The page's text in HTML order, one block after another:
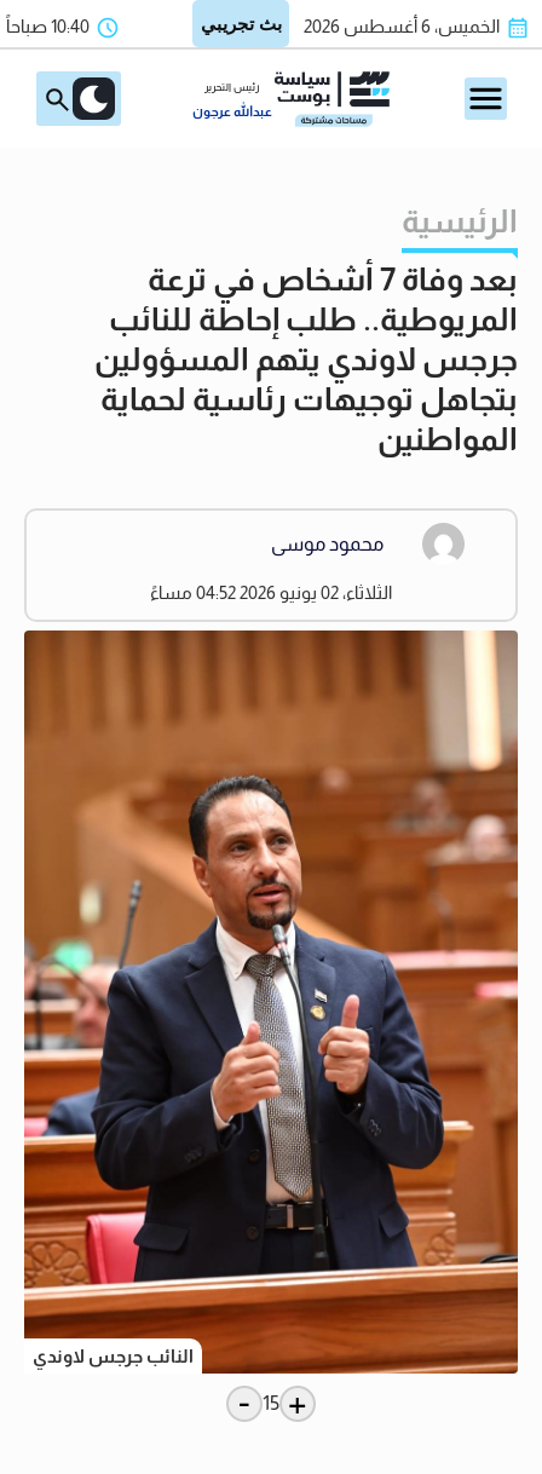
الخميس، 6 أغسطس 2026 10:40 صباحاً
رئيس التحرير
عبدالله عرجون
الرئيسية
بعد وفاة 7 أشخاص في ترعة
المريوطية.. طلب إحاطة للنائب
جرجس لاوندي يتهم المسؤولين
بتجاهل توجيهات رئاسية لحماية
المواطنين
محمود موسى
الثلاثاء، 02 يونيو 2026 04:52 مساءً
النائب جرجس لاوندي
+
15
-